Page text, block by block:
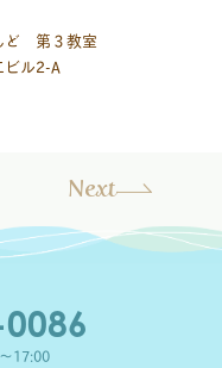
ど 第３教室
ル2-A
Next
17:00